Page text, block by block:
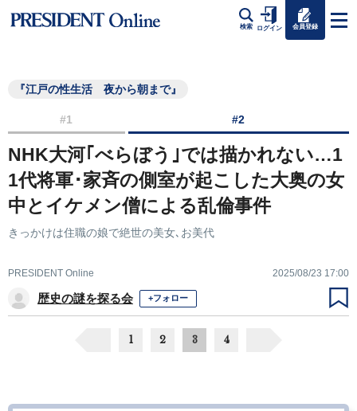
検索 ログイン 会員登録
『江戸の性生活 夜から朝まで』
#1 #2
NHK大河｢べらぼう｣では描かれない…1
1代将軍･家斉の側室が起こした大奥の女
中とイケメン僧による乱倫事件
きっかけは住職の娘で絶世の美女､お美代
PRESIDENT Online 2025/08/23 17:00
歴史の謎を探る会 +フォロー
1 2 3 4